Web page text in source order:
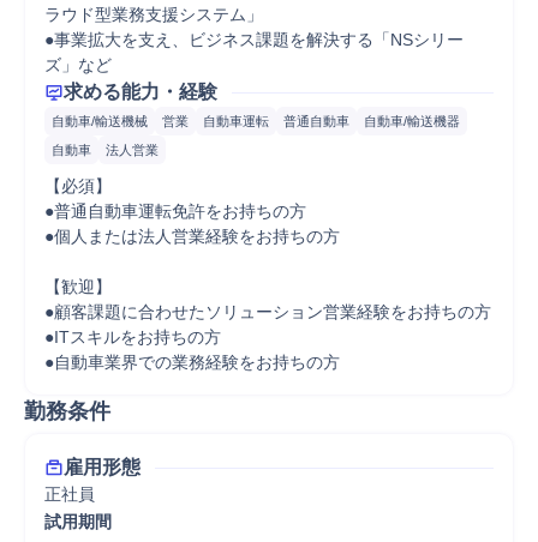
ラウド型業務支援システム」
●事業拡大を支え、ビジネス課題を解決する「NSシリー
ズ」など
求める能力・経験
自動車/輸送機械 営業 自動車運転 普通自動車
自動車/輸送機器
自動車
法人営業
【必須】
●普通自動車運転免許をお持ちの方
●個人または法人営業経験をお持ちの方
【歓迎】
●顧客課題に合わせたソリューション営業経験をお持ちの方
●ITスキルをお持ちの方
●自動車業界での業務経験をお持ちの方
勤務条件
雇用形態
正社員
試用期間